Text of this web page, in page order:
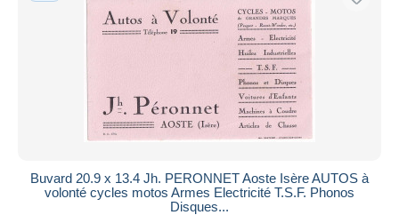
Buvard 20.9 x 13.4 Jh. PERONNET Aoste Isère AUTOS à
volonté cycles motos Armes Electricité T.S.F. Phonos
Disques...